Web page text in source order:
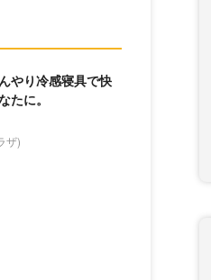
やり冷感寝具で快
たに。
ザ)